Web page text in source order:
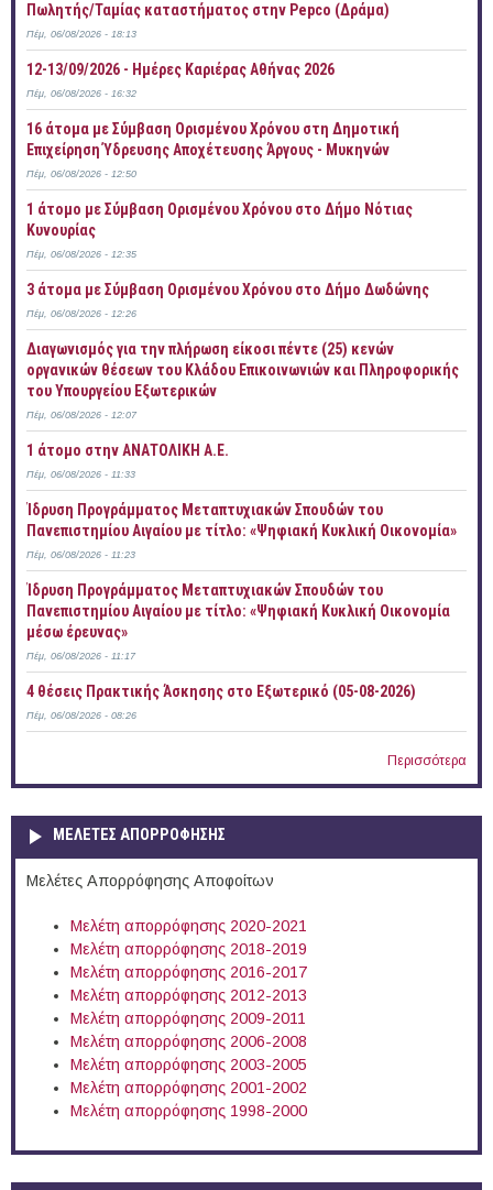
Πωλητής/Ταμίας καταστήματος στην Pepco (Δράμα)
Πέμ, 06/08/2026 - 18:13
12-13/09/2026 - Ημέρες Καριέρας Αθήνας 2026
Πέμ, 06/08/2026 - 16:32
16 άτομα με Σύμβαση Ορισμένου Χρόνου στη Δημοτική
Επιχείρηση Ύδρευσης Αποχέτευσης Άργους - Μυκηνών
Πέμ, 06/08/2026 - 12:50
1 άτομο με Σύμβαση Ορισμένου Χρόνου στο Δήμο Νότιας
Κυνουρίας
Πέμ, 06/08/2026 - 12:35
3 άτομα με Σύμβαση Ορισμένου Χρόνου στο Δήμο Δωδώνης
Πέμ, 06/08/2026 - 12:26
Διαγωνισμός για την πλήρωση είκοσι πέντε (25) κενών
οργανικών θέσεων του Κλάδου Επικοινωνιών και Πληροφορικής
του Υπουργείου Εξωτερικών
Πέμ, 06/08/2026 - 12:07
1 άτομο στην ΑΝΑΤΟΛΙΚΗ Α.Ε.
Πέμ, 06/08/2026 - 11:33
Ίδρυση Προγράμματος Μεταπτυχιακών Σπουδών του
Πανεπιστημίου Αιγαίου με τίτλο: «Ψηφιακή Κυκλική Οικονομία»
Πέμ, 06/08/2026 - 11:23
Ίδρυση Προγράμματος Μεταπτυχιακών Σπουδών του
Πανεπιστημίου Αιγαίου με τίτλο: «Ψηφιακή Κυκλική Οικονομία
μέσω έρευνας»
Πέμ, 06/08/2026 - 11:17
4 θέσεις Πρακτικής Άσκησης στο Εξωτερικό (05-08-2026)
Πέμ, 06/08/2026 - 08:26
Περισσότερα
ΜΕΛΕΤΕΣ ΑΠΟΡΡΟΦΗΣΗΣ
Μελέτες Απορρόφησης Αποφοίτων
Μελέτη απορρόφησης 2020-2021
Μελέτη απορρόφησης 2018-2019
Μελέτη απορρόφησης 2016-2017
Μελέτη απορρόφησης 2012-2013
Μελέτη απορρόφησης 2009-2011
Μελέτη απορρόφησης 2006-2008
Μελέτη απορρόφησης 2003-2005
Μελέτη απορρόφησης 2001-2002
Μελέτη απορρόφησης 1998-2000